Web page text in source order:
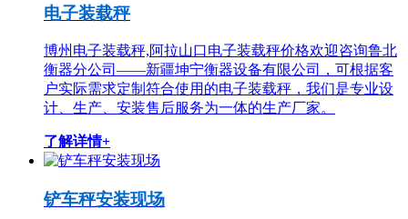
电子装载秤
博州电子装载秤,阿拉山口电子装载秤价格欢迎咨询鲁北
衡器分公司——新疆坤宁衡器设备有限公司，可根据客
户实际需求定制符合使用的电子装载秤，我们是专业设
计、生产、安装售后服务为一体的生产厂家。
了解详情+
铲车秤安装现场